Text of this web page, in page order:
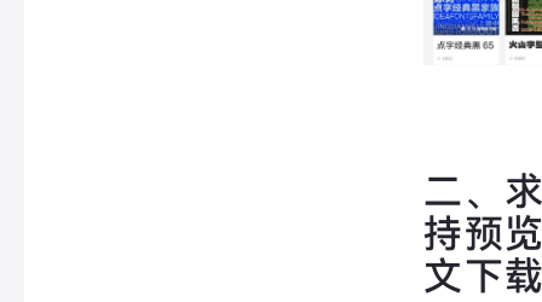
二、
持预
文下